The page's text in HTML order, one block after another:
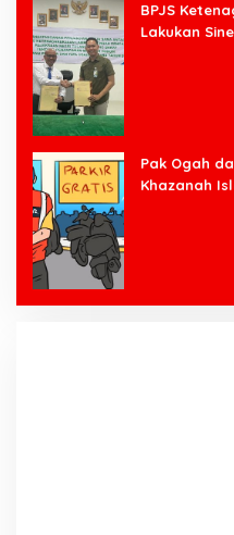
BPJS
Lakukan
Pak Ogah
Khazanah